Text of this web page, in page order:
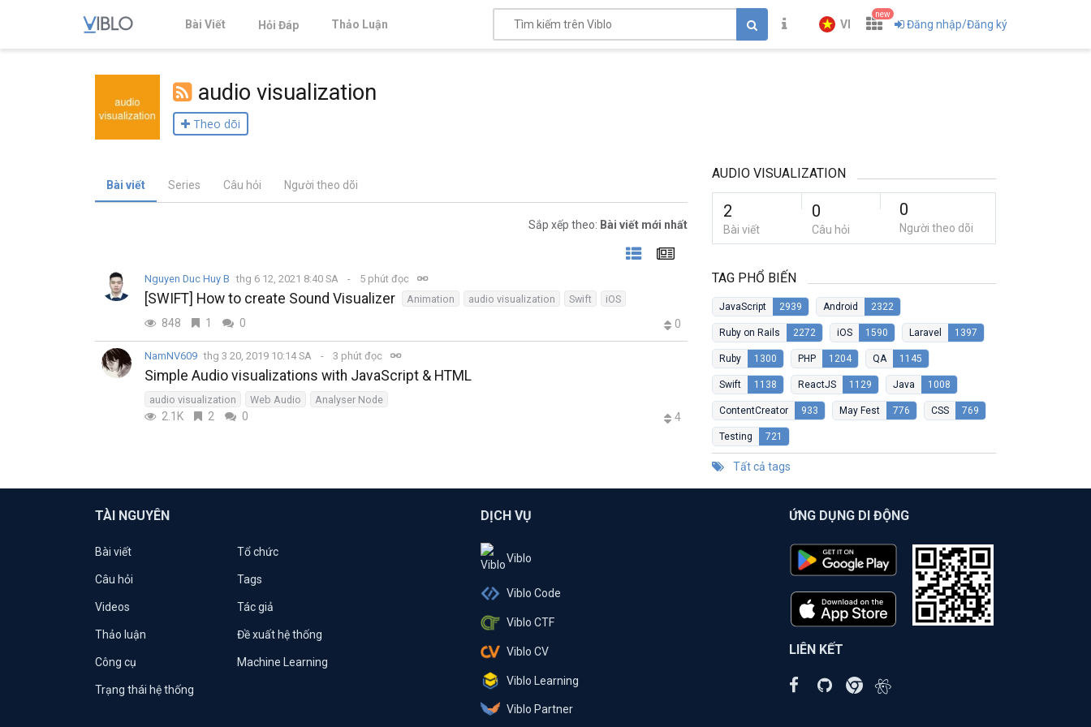
Bài Viết Hỏi Đáp Thảo Luận VI
new
Đăng nhập/Đăng ký
audio visualization
Theo dõi
Bài viết Series Câu hỏi Người theo dõi
Sắp xếp theo: Bài viết mới nhất
Nguyen Duc Huy B thg 6 12, 2021 8:40 SA 5 phút đọc
[SWIFT] How to create Sound Visualizer Animation audio visualization Swift iOS
848 1 0 0
NamNV609 thg 3 20, 2019 10:14 SA 3 phút đọc
Simple Audio visualizations with JavaScript & HTML
audio visualization Web Audio Analyser Node
2.1K 2 0 4
AUDIO VISUALIZATION
2
Bài viết
0
Câu hỏi
0
Người theo dõi
TAG PHỔ BIẾN
JavaScript 2939 Android 2322
Ruby on Rails 2272 iOS 1590 Laravel 1397
Ruby 1300 PHP 1204 QA 1145
Swift 1138 ReactJS 1129 Java 1008
ContentCreator 933 May Fest 776 CSS 769
Testing 721
Tất cả tags
TÀI NGUYÊN
Bài viết Tổ chức
Câu hỏi Tags
Videos Tác giả
Thảo luận Đề xuất hệ thống
Công cụ Machine Learning
Trạng thái hệ thống
DỊCH VỤ
Viblo
Viblo Code
Viblo CTF
Viblo CV
Viblo Learning
Viblo Partner
ỨNG DỤNG DI ĐỘNG
LIÊN KẾT